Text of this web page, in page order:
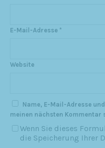
E-Mail-Adresse *
Website
Name, E-Mail-Adresse
meinen nächsten Kommentar
Wenn Sie dieses
die Speicherung Ihrer